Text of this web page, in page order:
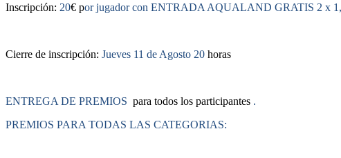
Inscripción: 20€ por jugador con ENTRADA AQUALAND GRATIS 2 x
Cierre de inscripción: Jueves 11 de Agosto 20 horas
ENTREGA DE PREMIOS para todos los participantes .
PREMIOS PARA TODAS LAS CATEGORIAS: